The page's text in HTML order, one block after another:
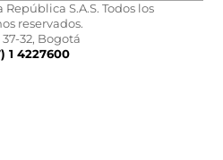
S.A.S. Todos los
reservados.
37-32, Bogotá
1 4227600